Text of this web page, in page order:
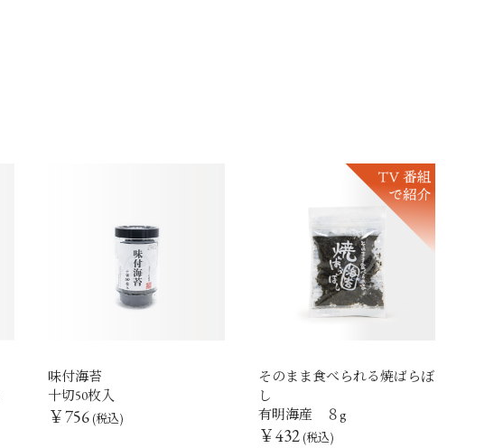
味付海苔
十切50枚入
￥756(税込)
そのまま食べられる焼ばらぼ
し
有明海産 ８g
￥432 (税込)